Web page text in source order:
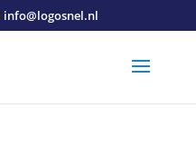
info@logosnel.nl